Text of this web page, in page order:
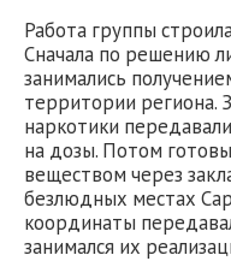
Работа группы
Сначала по решению
занимались
территории региона.
наркотики
на дозы. Потом
веществом через
безлюдных местах
координаты
занимался их